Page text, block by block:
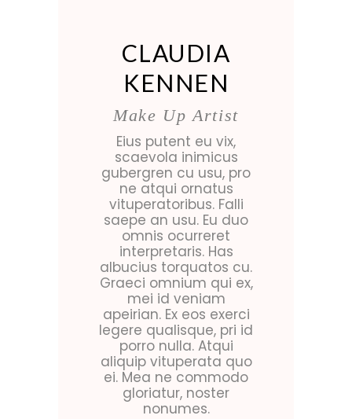
CLAUDIA
KENNEN
Make Up Artist
Eius putent eu vix,
scaevola inimicus
gubergren cu usu, pro
ne atqui ornatus
vituperatoribus. Falli
saepe an usu. Eu duo
omnis ocurreret
interpretaris. Has
albucius torquatos cu.
Graeci omnium qui ex,
mei id veniam
apeirian. Ex eos exerci
legere qualisque, pri id
porro nulla. Atqui
aliquip vituperata quo
ei. Mea ne commodo
gloriatur, noster
nonumes.